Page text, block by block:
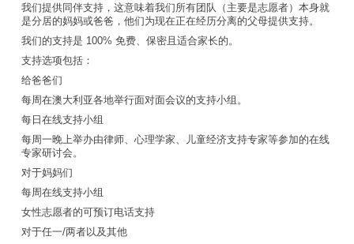
我们提供同伴支持，这意味着我们所有团队（主要是志愿者）本身就
是分居的妈妈或爸爸，他们为现在正在经历分离的父母提供支持。
我们的支持是 100% 免费、保密且适合家长的。
支持选项包括：
给爸爸们
每周在澳大利亚各地举行面对面会议的支持小组。
每日在线支持小组
每周一晚上举办由律师、心理学家、儿童经济支持专家等参加的在线
专家研讨会。
对于妈妈们
每周在线支持小组
女性志愿者的可预订电话支持
对于任一/两者以及其他